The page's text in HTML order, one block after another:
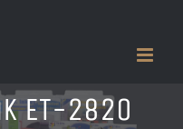
ET-2820